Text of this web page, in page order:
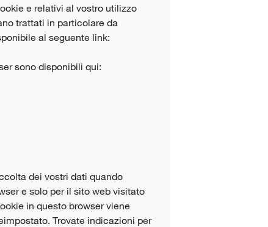
e relativi al vostro utilizzo
trattati in particolare da
al seguente link:
sono disponibili qui:
dei vostri dati quando
e solo per il sito web visitato
in questo browser viene
Trovate indicazioni per